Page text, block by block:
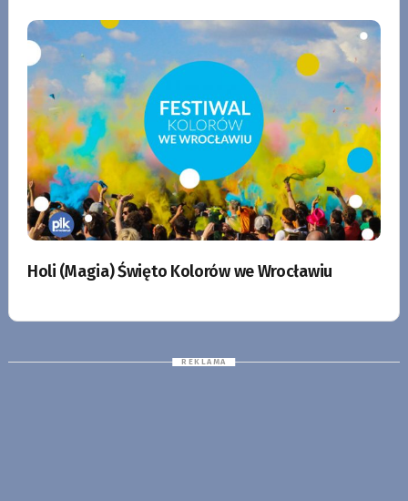
Holi (Magia) Święto Kolorów we Wrocławiu